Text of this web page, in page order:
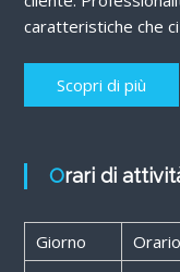
caratteristiche che
Scopri di più
Orari di
Giorno
Orario